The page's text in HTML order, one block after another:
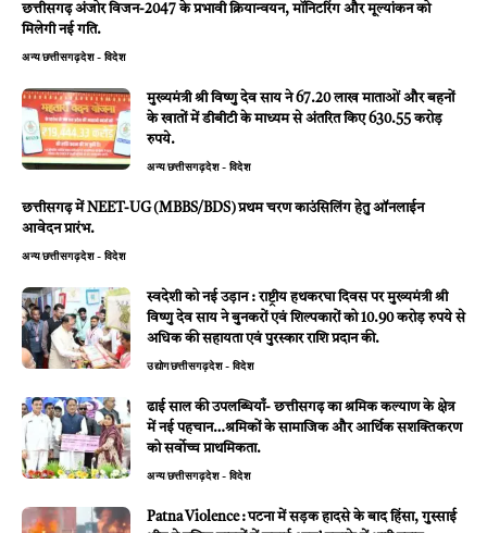
छत्तीसगढ़ अंजोर विजन-2047 के प्रभावी क्रियान्वयन, मॉनिटरिंग और मूल्यांकन को
मिलेगी नई गति.
अन्यछत्तीसगढ़देश - विदेश
मुख्यमंत्री श्री विष्णु देव साय ने 67.20 लाख माताओं और बहनों
के खातों में डीबीटी के माध्यम से अंतरित किए 630.55 करोड़
रुपये.
अन्यछत्तीसगढ़देश - विदेश
छत्तीसगढ़ में NEET-UG (MBBS/BDS) प्रथम चरण काउंसिलिंग हेतु ऑनलाईन
आवेदन प्रारंभ.
अन्यछत्तीसगढ़देश - विदेश
स्वदेशी को नई उड़ान : राष्ट्रीय हथकरघा दिवस पर मुख्यमंत्री श्री
विष्णु देव साय ने बुनकरों एवं शिल्पकारों को 10.90 करोड़ रुपये से
अधिक की सहायता एवं पुरस्कार राशि प्रदान की.
उद्योगछत्तीसगढ़देश - विदेश
ढाई साल की उपलब्धियाँ- छत्तीसगढ़ का श्रमिक कल्याण के क्षेत्र
में नई पहचान…श्रमिकों के सामाजिक और आर्थिक सशक्तिकरण
को सर्वाेच्च प्राथमिकता.
अन्यछत्तीसगढ़देश - विदेश
Patna Violence : पटना में सड़क हादसे के बाद हिंसा, गुस्साई